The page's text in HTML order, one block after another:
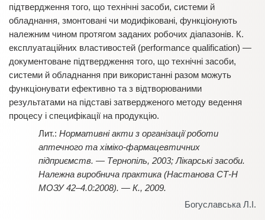
підтвердження того, що технічні засоби, системи й
обладнання, змонтовані чи модифіковані, функціонують
належним чином протягом заданих робочих діапазонів. К.
експлуатаційних властивостей (performance qualification) —
документоване підтвердження того, що технічні засоби,
системи й обладнання при використанні разом можуть
функціонувати ефективно та з відтворюваними
результатами на підставі затвердженого методу ведення
процесу і специфікації на продукцію.
Нормативні акти з організації роботи
аптечного та хіміко-фармацевтичних
підприємств. — Тернопіль, 2003; Лікарські засоби.
Належна виробнича практика (Настанова СТ-Н
МОЗУ 42–4.0:2008). — К., 2009.
Богуславська Л.І.